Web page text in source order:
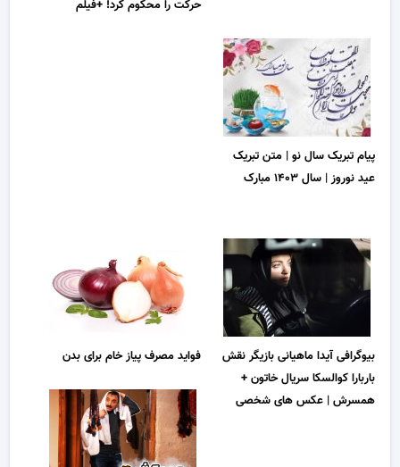
حرکت را محکوم کرد! +فیلم
پیام تبریک سال نو | متن تبریک
عید نوروز | سال ۱۴۰۳ مبارک
بیوگرافی آیدا ماهیانی بازیگر نقش
باربارا کوالسکا سریال خاتون +
همسرش | عکس های شخصی
فواید مصرف پیاز خام برای بدن